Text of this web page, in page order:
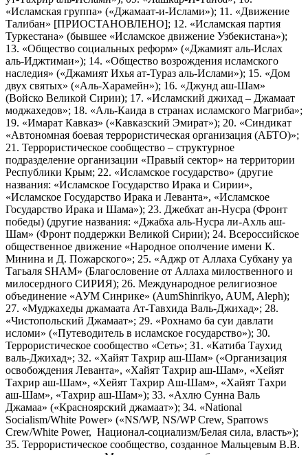
«Исламская группа» («Джамаат-и-Ислами»); 11. «Движение
Талибан» [ПРИОСТАНОВЛЕНО]; 12. «Исламская партия
Туркестана» (бывшее «Исламское движение Узбекистана»);
13. «Общество социальных реформ» («Джамият аль-Ислах
аль-Иджтимаи»); 14. «Общество возрождения исламского
наследия» («Джамият Ихья ат-Тураз аль-Ислами»); 15. «Дом
двух святых» («Аль-Харамейн»); 16. «Джунд аш-Шам»
(Войско Великой Сирии); 17. «Исламский джихад – Джамаат
моджахедов»; 18. «Аль-Каида в странах исламского Магриба»;
19. «Имарат Кавказ» («Кавказский Эмират»); 20. «Синдикат
«Автономная боевая террористическая организация (АБТО)»;
21. Террористическое сообщество – структурное
подразделение организации «Правый сектор» на территории
Республики Крым; 22. «Исламское государство» (другие
названия: «Исламское Государство Ирака и Сирии»,
«Исламское Государство Ирака и Леванта», «Исламское
Государство Ирака и Шама»); 23. Джебхат ан-Нусра (Фронт
победы) (другие названия: «Джабха аль-Нусра ли-Ахль аш-
Шам» (Фронт поддержки Великой Сирии); 24. Всероссийское
общественное движение «Народное ополчение имени К.
Минина и Д. Пожарского»; 25. «Аджр от Аллаха Субхану уа
Тагьаля SHAM» (Благословение от Аллаха милоственного и
милосердного СИРИЯ); 26. Международное религиозное
объединение «АУМ Синрике» (AumShinrikyo, AUM, Aleph);
27. «Муджахеды джамаата Ат-Тавхида Валь-Джихад»; 28.
«Чистопольский Джамаат»; 29. «Рохнамо ба суи давлати
исломи» («Путеводитель в исламское государство»); 30.
Террористическое сообщество «Сеть»; 31. «Катиба Таухид
валь-Джихад»; 32. «Хайят Тахрир аш-Шам» («Организация
освобождения Леванта», «Хайят Тахрир аш-Шам», «Хейят
Тахрир аш-Шам», «Хейят Тахрир Аш-Шам», «Хайят Тахри
аш-Шам», «Тахрир аш-Шам»); 33. «Ахлю Сунна Валь
Джамаа» («Красноярский джамаат»); 34. «National
Socialism/White Power» («NS/WP, NS/WP Crew, Sparrows
Crew/White Power, Национал-социализм/Белая сила, власть»);
35. Террористическое сообщество, созданное Мальцевым В.В.